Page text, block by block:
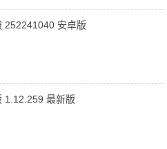
252241040 安卓版
1.12.259 最新版